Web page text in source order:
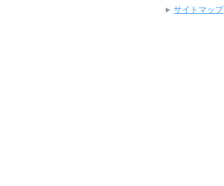
サイトマップ